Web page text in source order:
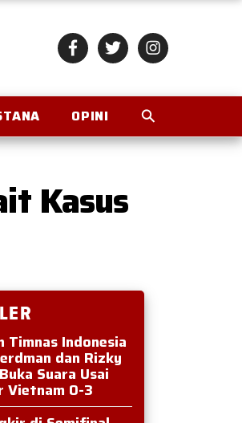
OPINI
Kasus
Timnas Indonesia
dan Rizky
Suara Usai
Vietnam 0-3